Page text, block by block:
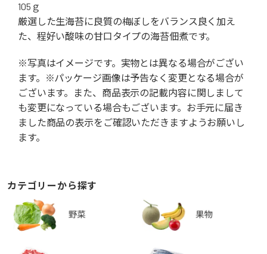
105ｇ
厳選した生海苔に良質の梅ぼしをバランス良く加え
た、程好い酸味の甘口タイプの海苔佃煮です。
※写真はイメージです。実物とは異なる場合がござい
ます。※パッケージ画像は予告なく変更となる場合が
ございます。また、商品表示の記載内容に関しまして
も変更になっている場合もございます。お手元に届き
ました商品の表示をご確認いただきますようお願いし
ます。
カテゴリーから探す